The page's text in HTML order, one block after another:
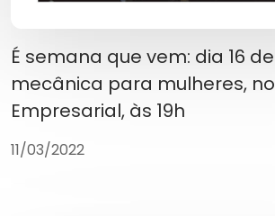
É semana que vem: dia 16
mecânica para mulheres,
Empresarial, às 19h
11/03/2022